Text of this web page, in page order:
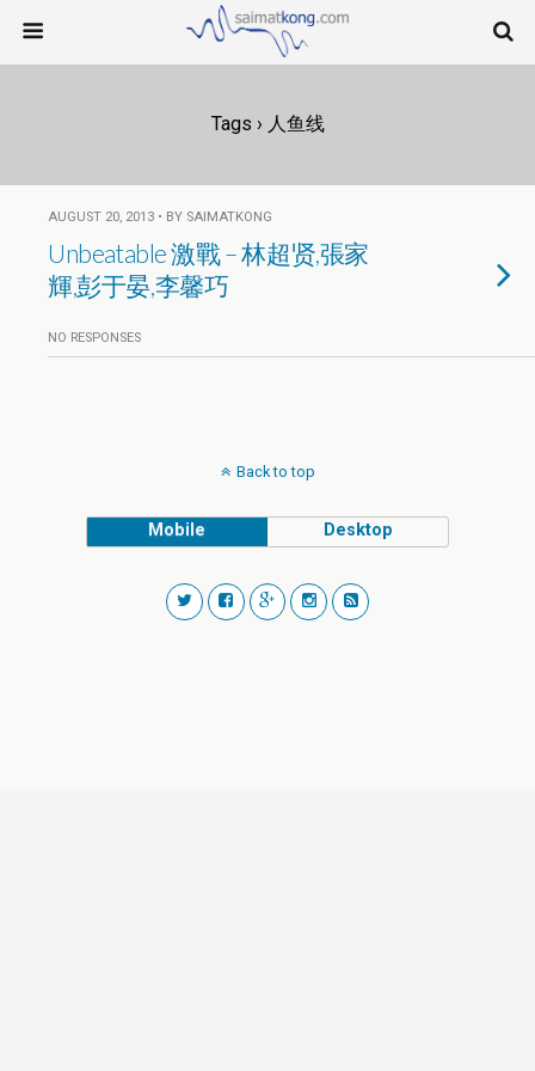
Tags › 人鱼线
AUGUST 20, 2013 • BY SAIMATKONG
Unbeatable 激戰 – 林超贤,張家
輝,彭于晏,李馨巧
NO RESPONSES
Back to top
Mobile Desktop